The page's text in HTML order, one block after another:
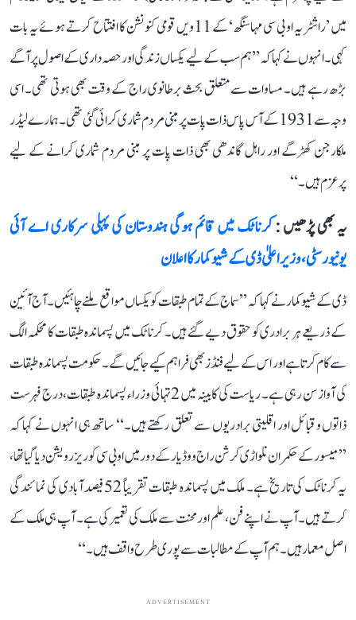
میں ’راشٹریہ او بی سی مہاسنگھ‘ کے 11ویں قومی کنونشن کا افتتاح کرتے ہوئے یہ بات
کہی۔ انہوں نے کہا کہ ’’ہم سب کے لیے یکساں زندگی اور حصہ داری کے اصول پر آگے
بڑھ رہے ہیں۔ مساوات سے متعلق بحث برطانوی راج کے وقت بھی ہوتی تھی۔ اسی
وجہ سے 1931 کے آس پاس ذات پات پر مبنی مردم شماری کرائی گئی تھی۔ ہمارے لیڈر
ملکارجن کھڑگے اور راہل گاندھی بھی ذات پات پر مبنی مردم شماری کرانے کے لیے
پرعزم ہیں۔‘‘
یہ بھی پڑھیں :کرناٹک میں قائم ہوگی ہندوستان کی پہلی سرکاری اے آئی
یونیورسٹی، وزیر اعلیٰ ڈی کے شیوکمار کا اعلان
ڈی کے شیوکمار نے کہا کہ ’’سماج کے تمام طبقات کو یکساں مواقع ملنے چاہئیں۔ آج آئین
کے ذریعے ہر برادری کو حقوق دیے گئے ہیں۔ کرناٹک میں پسماندہ طبقات کا محکمہ الگ
سے کام کرتا ہے اور اس کے لیے فنڈز بھی فراہم کیے جائیں گے۔ حکومت پسماندہ طبقات
کی آواز سن رہی ہے۔ ریاست کی کابینہ میں 2 تہائی وزراء پسماندہ طبقات، درج فہرست
ذاتوں و قبائل اور اقلیتی برادریوں سے تعلق رکھتے ہیں۔‘‘ ساتھ ہی انہوں نے کہا کہ
’’میسور کے حکمران نلواڑی کرشن راج ووڈیار کے دور میں او بی سی کو ریزرویشن دیا گیا تھا،
یہ کرناٹک کی تاریخ ہے۔ ملک میں پسماندہ طبقات تقریباً 52 فیصد آبادی کی نمائندگی
کرتے ہیں۔ آپ نے اپنے فن، علم اور محنت سے ملک کی تعمیر کی ہے۔ آپ ہی ملک کے
اصل معمار ہیں۔ ہم آپ کے مطالبات سے پوری طرح واقف ہیں۔‘‘
ADVERTISEMENT